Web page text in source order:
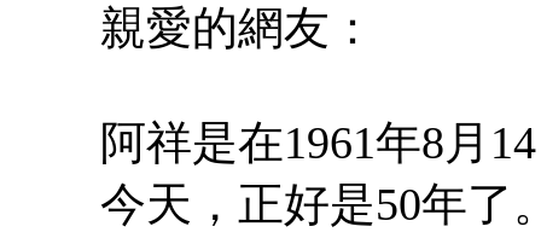
親愛的網友：
阿祥是在1961年8月
今天，正好是50年了